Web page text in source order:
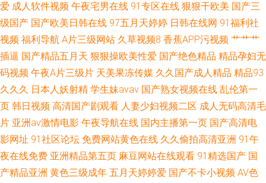
爱 成人软件视频 午夜宅男在线 91专区在线 狠狠干欧美 国产三
级国产 国产欧美日韩在线 97五月天婷婷 日韩在线网 91福利社
视频 福利导航 A片三级网站 久草视频8 香蕉APP污视频 艹艹艹
插逼 国产精品五月天 狠狠操欧美性爱 国产绝色精品 精品孕妇无
码视频 午夜A片三级片 天美果冻传媒 久久国产成人精品 精品93
久久久 日本人妖射精 学生妹avav 国产熟女视频在线 乱伦第一
页 韩日视频 高清国产剧观看 人妻少妇视频二区 成人无码高清毛
片 亚洲av激情电影 午夜导航在线 国内主播第一页 国产高清电
影网址 91社区论坛 免费网站黄色在线 久久偷拍高清亚洲 91午
夜在线免费 亚洲精品第五页 麻豆网站在线观看 91精选国产 国
产精品亚洲 黄色三级成年 五月天婷婷爱 国产不卡小视频 AV色